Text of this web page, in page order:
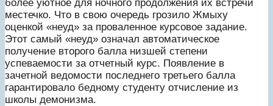
более уютное для ночного продолжения их встречи
местечко. Что в свою очередь грозило Жмыху
оценкой «неуд» за проваленное курсовое задание.
Этот самый «неуд» означал автоматическое
получение второго балла низшей степени
успеваемости за отчетный курс. Появление в
зачетной ведомости последнего третьего балла
гарантировало бедному студенту отчисление из
школы демонизма.